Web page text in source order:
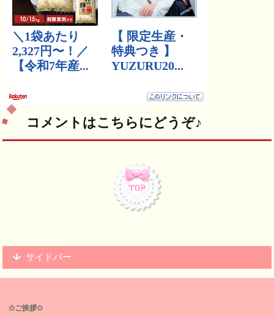
コメントはこちらにどうぞ♪
サイドバー
✩ご挨拶✩